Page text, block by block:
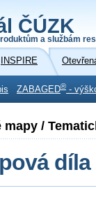
ČÚZK
a službám
INSPIRE
ZABAGED® -
mapy /
díla